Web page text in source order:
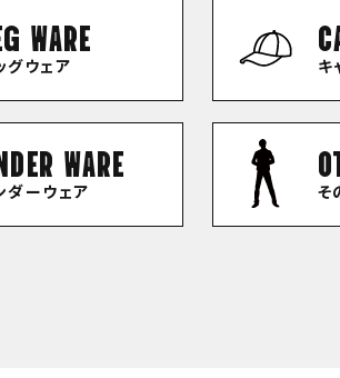
WARE
グウェア キ
WARE
ダーウェア そ